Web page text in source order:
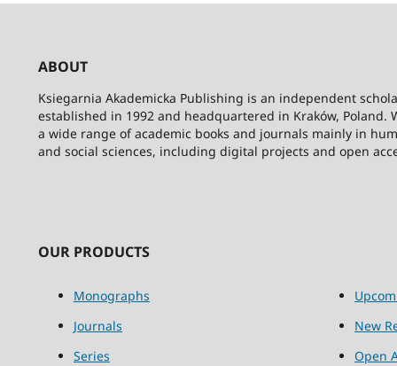
ABOUT
Ksiegarnia Akademicka Publishing is an independent
established in 1992 and headquartered in Kraków, Poland.
a wide range of academic books and journals mainly in
and social sciences, including digital projects and open
OUR PRODUCTS
Monographs
Journals
Series
New
Open